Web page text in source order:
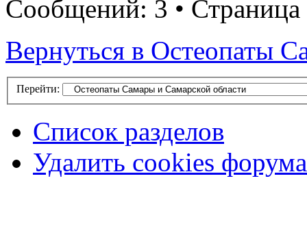
Сообщений: 3 • Страница
Вернуться в Остеопаты
Перейти:
Список разделов
Удалить cookies форума